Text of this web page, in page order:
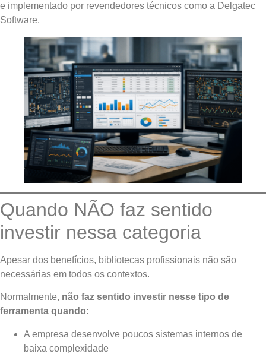
e implementado por revendedores técnicos como a Delgatec
Software.
Quando NÃO faz sentido
investir nessa categoria
Apesar dos benefícios, bibliotecas profissionais não são
necessárias em todos os contextos.
Normalmente, não faz sentido investir nesse tipo de
ferramenta quando:
A empresa desenvolve poucos sistemas internos de
baixa complexidade